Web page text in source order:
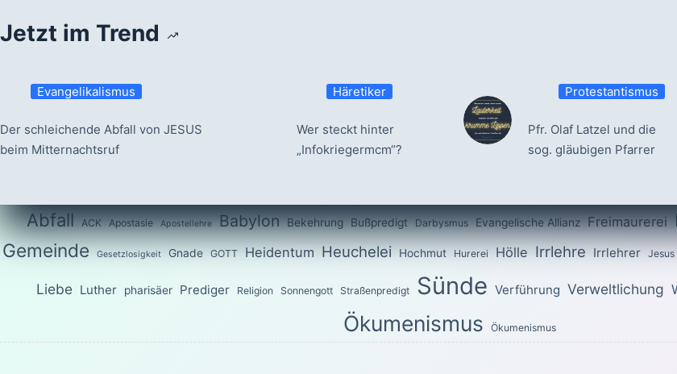
Jetzt im Trend
Evangelikalismus
Der schleichende Abfall von JESUS
beim Mitternachtsruf
Häretiker
Wer steckt hinter
„Infokriegermcm“?
Protestantismus
Pfr. Olaf Latzel und die
sog. gläubigen Pfarrer
Abfall ACK Apostasie Apostellehre Babylon Bekehrung Bußpredigt Darbysmus Evangelische Allianz Freimaurerei
Gemeinde Gesetzlosigkeit Gnade GOTT Heidentum Heuchelei Hochmut Hurerei Hölle Irrlehre Irrlehrer Jesus
Liebe Luther pharisäer Prediger Religion Sonnengott Straßenpredigt Sünde Verführung Verweltlichung
Ökumenismus Ökumenismus